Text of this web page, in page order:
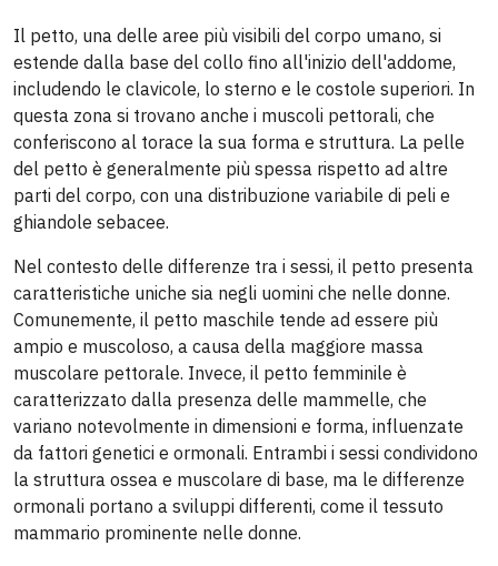
Il petto, una delle aree più visibili del corpo umano, si
estende dalla base del collo fino all'inizio dell'addome,
includendo le clavicole, lo sterno e le costole superiori. In
questa zona si trovano anche i muscoli pettorali, che
conferiscono al torace la sua forma e struttura. La pelle
del petto è generalmente più spessa rispetto ad altre
parti del corpo, con una distribuzione variabile di peli e
ghiandole sebacee.
Nel contesto delle differenze tra i sessi, il petto presenta
caratteristiche uniche sia negli uomini che nelle donne.
Comunemente, il petto maschile tende ad essere più
ampio e muscoloso, a causa della maggiore massa
muscolare pettorale. Invece, il petto femminile è
caratterizzato dalla presenza delle mammelle, che
variano notevolmente in dimensioni e forma, influenzate
da fattori genetici e ormonali. Entrambi i sessi condividono
la struttura ossea e muscolare di base, ma le differenze
ormonali portano a sviluppi differenti, come il tessuto
mammario prominente nelle donne.